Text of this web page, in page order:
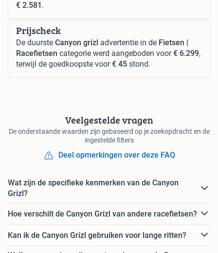
€ 2.581 .
Prijscheck
De duurste Canyon grizl advertentie in de Fietsen |
Racefietsen categorie werd aangeboden voor€ 6.299,
terwijl de goedkoopste voor€ 45 stond.
Veelgestelde vragen
De onderstaande waarden zijn gebaseerd op je zoekopdracht en de
ingestelde filters
Deel opmerkingen over deze FAQ
Wat zijn de specifieke kenmerken van de Canyon
Grizl?
Hoe verschilt de Canyon Grizl van andere racefietsen?
Kan ik de Canyon Grizl gebruiken voor lange ritten?